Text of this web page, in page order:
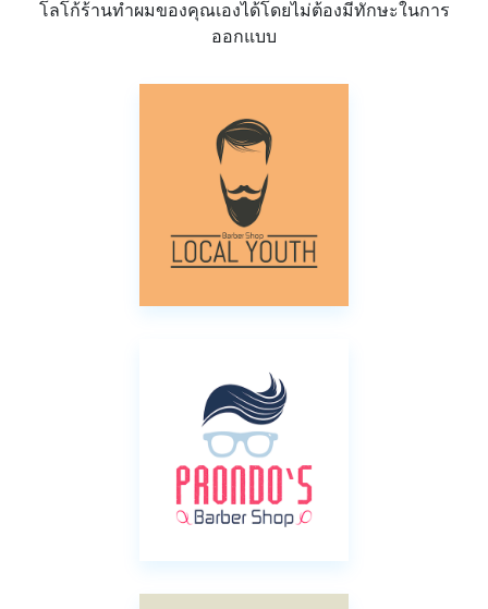
โลโก้ร้านทำผมของคุณเองได้โดยไม่ต้องมีทักษะในการ
ออกแบบ